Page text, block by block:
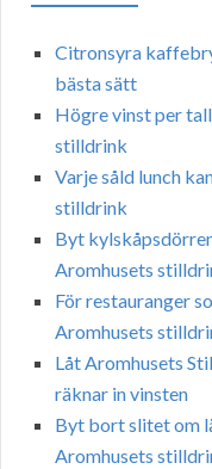
Citronsyra
bästa sätt
Högre vinst per
stilldrink
Varje såld lunch
stilldrink
Byt
Aromhusets
För restauranger
Aromhusets
Låt Aromhusets
räknar in vinsten
Byt bort slitet om
Aromhusets